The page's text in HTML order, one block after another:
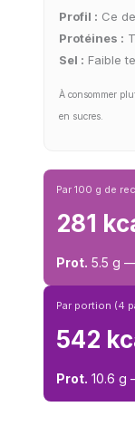
Profil : Ce
Protéines :
Sel : Faible
À consommer
en sucres.
Par 100 g de
281
Prot. 5.5 g
Par portion (4
542
Prot. 10.6 g